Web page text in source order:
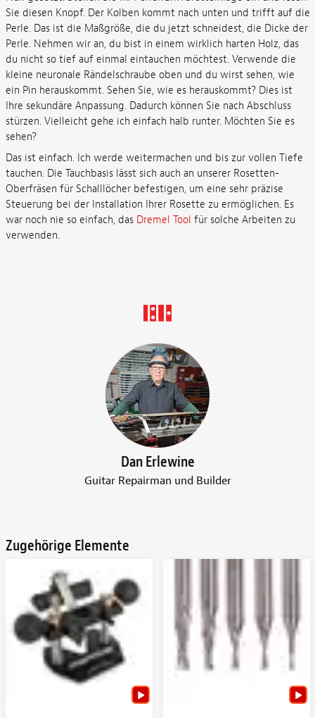
Sie diesen Knopf. Der Kolben kommt nach unten und trifft auf die
Perle. Das ist die Maßgröße, die du jetzt schneidest, die Dicke der
Perle. Nehmen wir an, du bist in einem wirklich harten Holz, das
du nicht so tief auf einmal eintauchen möchtest. Verwende die
kleine neuronale Rändelschraube oben und du wirst sehen, wie
ein Pin herauskommt. Sehen Sie, wie es herauskommt? Dies ist
Ihre sekundäre Anpassung. Dadurch können Sie nach Abschluss
stürzen. Vielleicht gehe ich einfach halb runter. Möchten Sie es
sehen?
Das ist einfach. Ich werde weitermachen und bis zur vollen Tiefe
tauchen. Die Tauchbasis lässt sich auch an unserer Rosetten-
Oberfräsen für Schalllöcher befestigen, um eine sehr präzise
Steuerung bei der Installation Ihrer Rosette zu ermöglichen. Es
war noch nie so einfach, das Dremel Tool für solche Arbeiten zu
verwenden.
Dan Erlewine
Guitar Repairman und Builder
Zugehörige Elemente